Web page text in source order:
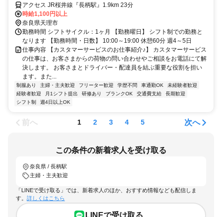
アクセス JR桜井線『長柄駅』1.9km 23分
時給1,100円以上
奈良県天理市
勤務時間 シフトサイクル：1ヶ月 【勤務曜日】 シフト制での勤務と
なります 【勤務時間・日数】 10:00～19:00 休憩60分 週4～5日
仕事内容 【カスタマーサービスのお仕事紹介♪】 カスタマーサービス
の仕事は、お客さまからの荷物の問い合わせやご相談をお電話にて解
決します。 お客さまとドライバー・配達員を結ぶ重要な役割を担い
ます。また...
制服あり 主婦・主夫歓迎 フリーター歓迎 学歴不問 車通勤OK
未経験者歓迎
経験者歓迎
月1シフト提出 研修あり ブランクOK 交通費支給
長期歓迎
シフト制
週4日以上OK
前へ 1 2 3 4 5 次へ
この条件の新着求人を受け取る
奈良県 / 長柄駅
主婦・主夫歓迎
「LINEで受け取る」では、新着求人のほか、おすすめ情報なども配信しま
す。 詳しくはこちら
LINEで受け取る